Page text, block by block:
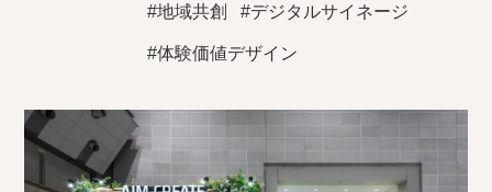
#地域共創 #デジタルサイネージ
#体験価値デザイン